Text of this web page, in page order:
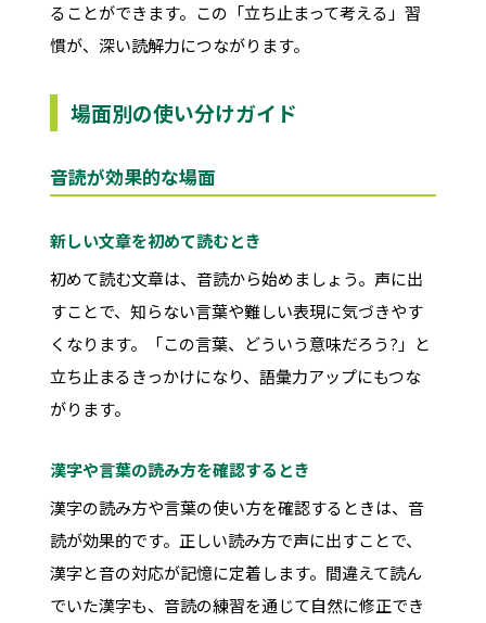
ることができます。この「立ち止まって考える」習
慣が、深い読解力につながります。
場面別の使い分けガイド
音読が効果的な場面
新しい文章を初めて読むとき
初めて読む文章は、音読から始めましょう。声に出
すことで、知らない言葉や難しい表現に気づきやす
くなります。「この言葉、どういう意味だろう?」と
立ち止まるきっかけになり、語彙力アップにもつな
がります。
漢字や言葉の読み方を確認するとき
漢字の読み方や言葉の使い方を確認するときは、音
読が効果的です。正しい読み方で声に出すことで、
漢字と音の対応が記憶に定着します。間違えて読ん
でいた漢字も、音読の練習を通じて自然に修正でき